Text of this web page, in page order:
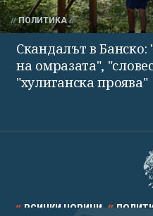
ПОЛИТИКА
Скандалът в
на омразата",
"хулиганска проява"
ВСИЧКИ НОВИНИ